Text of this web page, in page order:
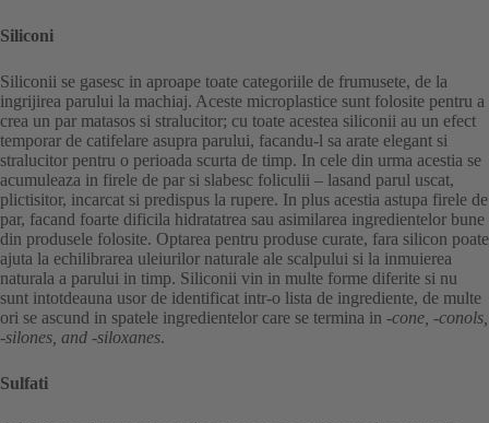
Siliconi
Siliconii se gasesc in aproape toate categoriile de frumusete, de la
ingrijirea parului la machiaj. Aceste microplastice sunt folosite pentru a
crea un par matasos si stralucitor; cu toate acestea siliconii au un efect
temporar de catifelare asupra parului, facandu-l sa arate elegant si
stralucitor pentru o perioada scurta de timp. In cele din urma acestia se
acumuleaza in firele de par si slabesc foliculii – lasand parul uscat,
plictisitor, incarcat si predispus la rupere. In plus acestia astupa firele de
par, facand foarte dificila hidratatrea sau asimilarea ingredientelor bune
din produsele folosite. Optarea pentru produse curate, fara silicon poate
ajuta la echilibrarea uleiurilor naturale ale scalpului si la inmuierea
naturala a parului in timp. Siliconii vin in multe forme diferite si nu
sunt intotdeauna usor de identificat intr-o lista de ingrediente, de multe
ori se ascund in spatele ingredientelor care se termina in -cone, -conols,
-silones, and -siloxanes.
Sulfati